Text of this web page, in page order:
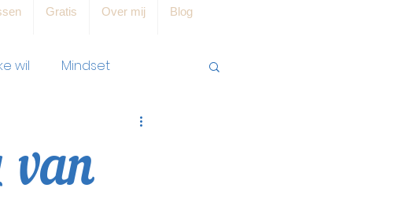
Gratis Over mij Blog
wil Mindset
van